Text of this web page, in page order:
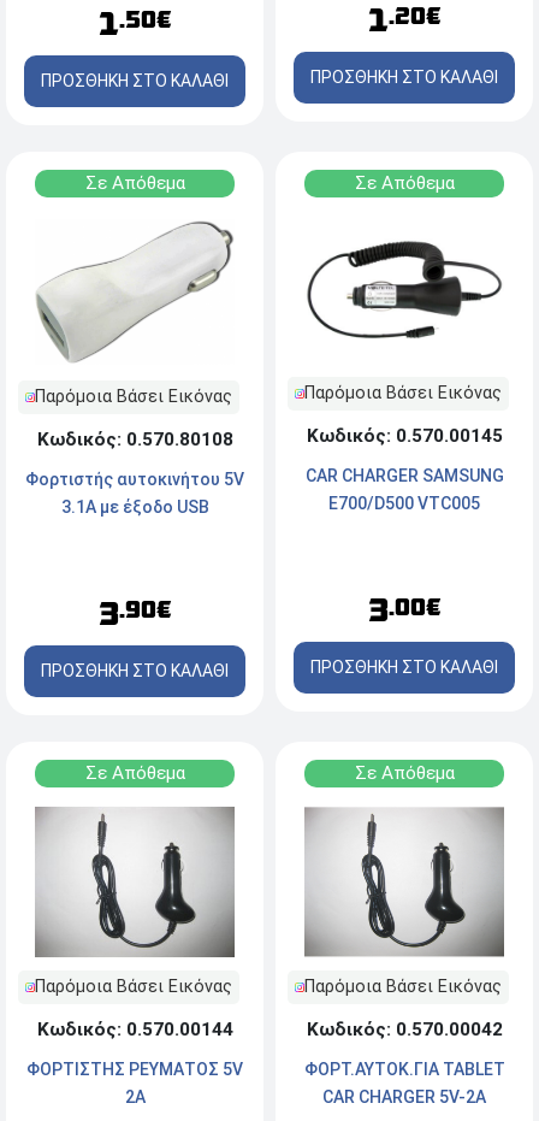
1.50€
ΠΡΟΣΘΗΚΗ ΣΤΟ ΚΑΛΑΘΙ
1.20€
ΠΡΟΣΘΗΚΗ ΣΤΟ ΚΑΛΑΘΙ
Σε Απόθεμα
Παρόμοια Βάσει Εικόνας
Κωδικός: 0.570.80108
Φορτιστής αυτοκινήτου 5V
3.1A με έξοδο USB
3.90€
ΠΡΟΣΘΗΚΗ ΣΤΟ ΚΑΛΑΘΙ
Σε Απόθεμα
Παρόμοια Βάσει Εικόνας
Κωδικός: 0.570.00145
CAR CHARGER SAMSUNG
E700/D500 VTC005
3.00€
ΠΡΟΣΘΗΚΗ ΣΤΟ ΚΑΛΑΘΙ
Σε Απόθεμα
Παρόμοια Βάσει Εικόνας
Κωδικός: 0.570.00144
ΦΟΡΤΙΣΤΗΣ ΡΕΥΜΑΤΟΣ 5V
2A
Σε Απόθεμα
Παρόμοια Βάσει Εικόνας
Κωδικός: 0.570.00042
ΦΟΡΤ.ΑΥΤΟΚ.ΓΙΑ TABLET
CAR CHARGER 5V-2A